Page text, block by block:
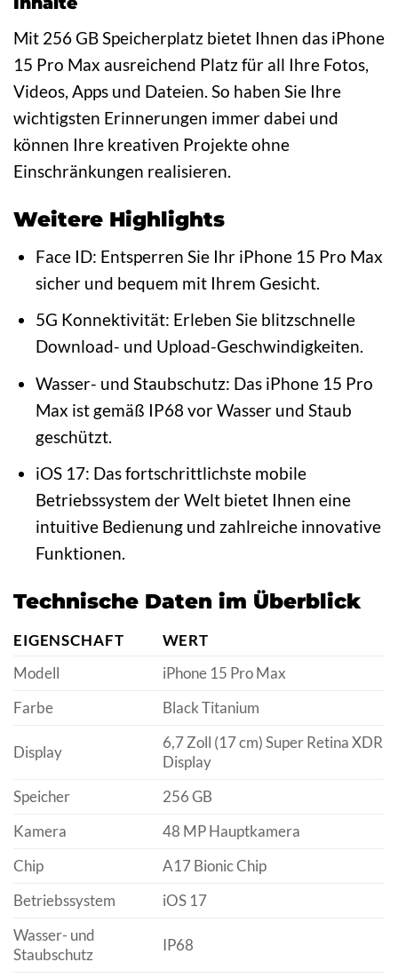
Mit 256 GB Speicherplatz bietet Ihnen das iPhone
15 Pro Max ausreichend Platz für all Ihre Fotos,
Videos, Apps und Dateien. So haben Sie Ihre
wichtigsten Erinnerungen immer dabei und
können Ihre kreativen Projekte ohne
Einschränkungen realisieren.
Weitere Highlights
Face ID: Entsperren Sie Ihr iPhone 15 Pro Max
sicher und bequem mit Ihrem Gesicht.
5G Konnektivität: Erleben Sie blitzschnelle
Download- und Upload-Geschwindigkeiten.
Wasser- und Staubschutz: Das iPhone 15 Pro
Max ist gemäß IP68 vor Wasser und Staub
geschützt.
iOS 17: Das fortschrittlichste mobile
Betriebssystem der Welt bietet Ihnen eine
intuitive Bedienung und zahlreiche innovative
Funktionen.
Technische Daten im Überblick
EIGENSCHAFT
WERT
Modell
iPhone 15 Pro Max
Farbe
Black Titanium
Display
6,7 Zoll (17 cm) Super Retina XDR
Display
Speicher
256 GB
Kamera
48 MP Hauptkamera
Chip
A17 Bionic Chip
Betriebssystem
iOS 17
Wasser- und
Staubschutz
IP68